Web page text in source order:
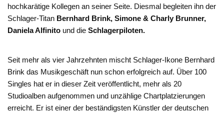
hochkarätige Kollegen an seiner Seite. Diesmal begleiten ihn der
Schlager-Titan Bernhard Brink, Simone & Charly Brunner,
Daniela Alfinito und dieSchlagerpiloten.
Seit mehr als vier Jahrzehnten mischt Schlager-Ikone Bernhard
Brink das Musikgeschäft nun schon erfolgreich auf. Über 100
Singles hat er in dieser Zeit veröffentlicht, mehr als 20
Studioalben aufgenommen und unzählige Chartplatzierungen
erreicht. Er ist einer der beständigsten Künstler der deutschen